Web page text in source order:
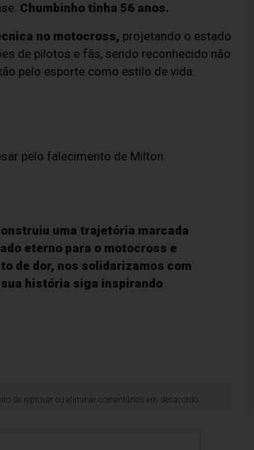
Chumbinho tinha 56 anos.
no motocross, projetando o estado
de pilotos e fãs, sendo reconhecido não
pelo esporte como estilo de vida.
pelo falecimento de Milton
uma trajetória marcada
eterno para o motocross e
de dor, nos solidarizamos com
história siga inspirando
de reprovar ou eliminar comentários em desacordo